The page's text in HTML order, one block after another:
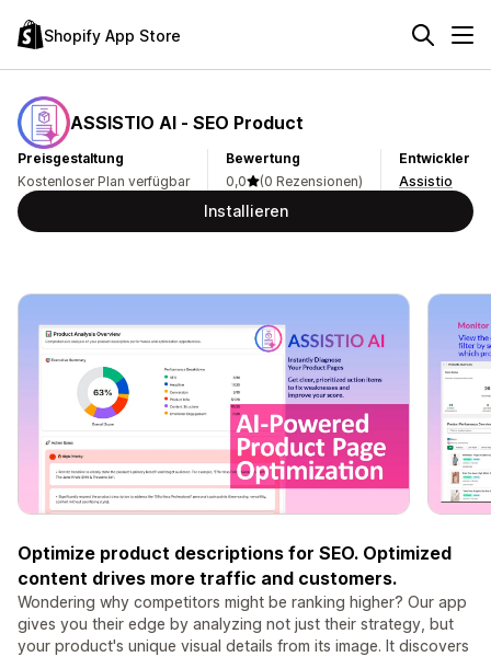
Shopify App Store
ASSISTIO AI ‑ SEO Product
Preisgestaltung
Kostenloser Plan verfügbar
Bewertung
0,0
(0 Rezensionen)
Entwickler
Assistio
Installieren
Optimize product descriptions for SEO. Optimized
content drives more traffic and customers.
Wondering why competitors might be ranking higher? Our app
gives you their edge by analyzing not just their strategy, but
your product's unique visual details from its image. It discovers